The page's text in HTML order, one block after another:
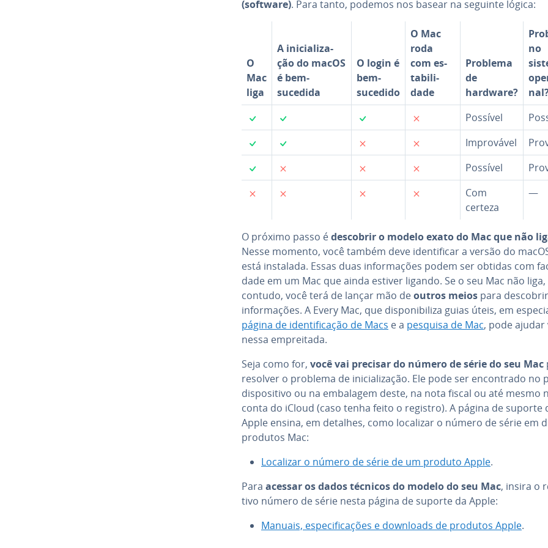
(software). Para tanto, podemos nos basear na seguinte lógica:
O
Mac
liga
A ini­ci­a­li­za­
ção do macOS
é bem-
sucedida
O login é
bem-
sucedido
O Mac
roda
com es­
ta­bi­li­
dade
Problema
de
hardware?
no
Possível
Im­pro­vá­vel
Possível
Com
certeza
—
O próximo passo édescobrir o modelo exato do Mac que não
Nesse momento, você também deve iden­ti­fi­car a versão do
está instalada. Essas duas in­for­ma­ções podem ser obtidas com
dade em um Mac que ainda estiver ligando. Se o seu Mac não liga,
contudo, você terá de lançar mão deoutros meios para
in­for­ma­ções. A Every Mac, que dis­po­ni­bi­liza guias úteis, em
página de iden­ti­fi­ca­ção de Macs e a pesquisa de Mac, pode ajudar
nessa em­prei­tada.
Seja como for, você vai precisar do número de série do seu Mac
resolver o problema de ini­ci­a­li­za­ção. Ele pode ser en­con­trado no
dis­po­si­tivo ou na embalagem deste, na nota fiscal ou até mesmo
conta do iCloud (caso tenha feito o registro). A página de suporte
Apple ensina, em detalhes, como localizar o número de série em
produtos Mac:
Localizar o número de série de um produto Apple.
Para acessar os dados técnicos do modelo do seu Mac, insira o
tivo número de série nesta página de suporte da Apple:
Manuais, es­pe­ci­fi­ca­ções e downloads de produtos Apple.